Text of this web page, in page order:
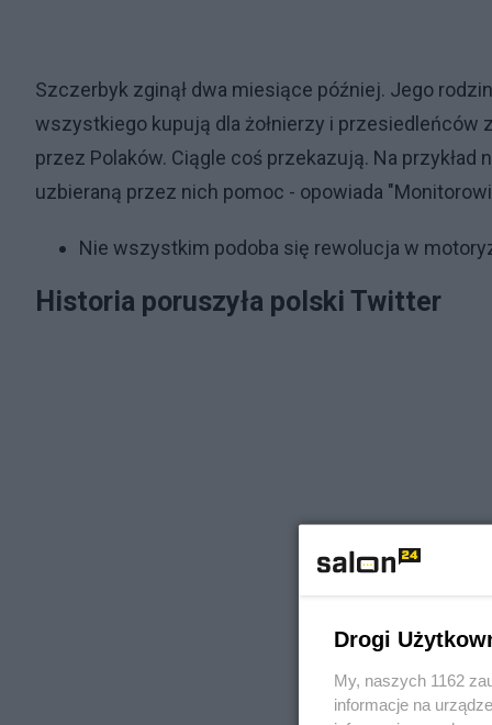
Szczerbyk zginął dwa miesiące później. Jego
wszystkiego kupują dla żołnierzy i przesiedleńców
przez Polaków. Ciągle coś przekazują. Na
uzbieraną przez nich pomoc - opowiada
Nie wszystkim podoba się rewolucja w
Historia poruszyła polski Twitter
Drogi
My, naszych 1162
informacje na